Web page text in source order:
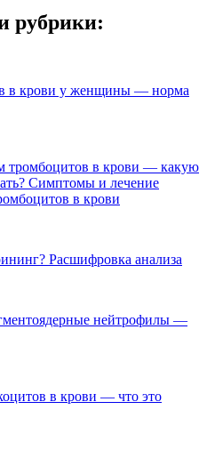
рубрики:
в крови у женщины — норма
тромбоцитов в крови — какую
Симптомы и лечение
в крови
Расшифровка анализа
нейтрофилы —
в крови — что это